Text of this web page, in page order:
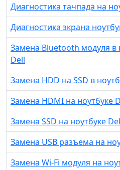
Диагностика тачпада на
Диагностика экрана
Замена Bluetooth модуля в
Dell
Замена HDD на SSD в
Замена HDMI на ноутбуке
Замена SSD на ноутбуке
Замена USB разъема на
Замена Wi-Fi модуля на